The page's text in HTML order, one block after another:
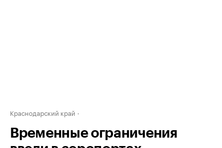
Краснодарский край
Временные ограничения